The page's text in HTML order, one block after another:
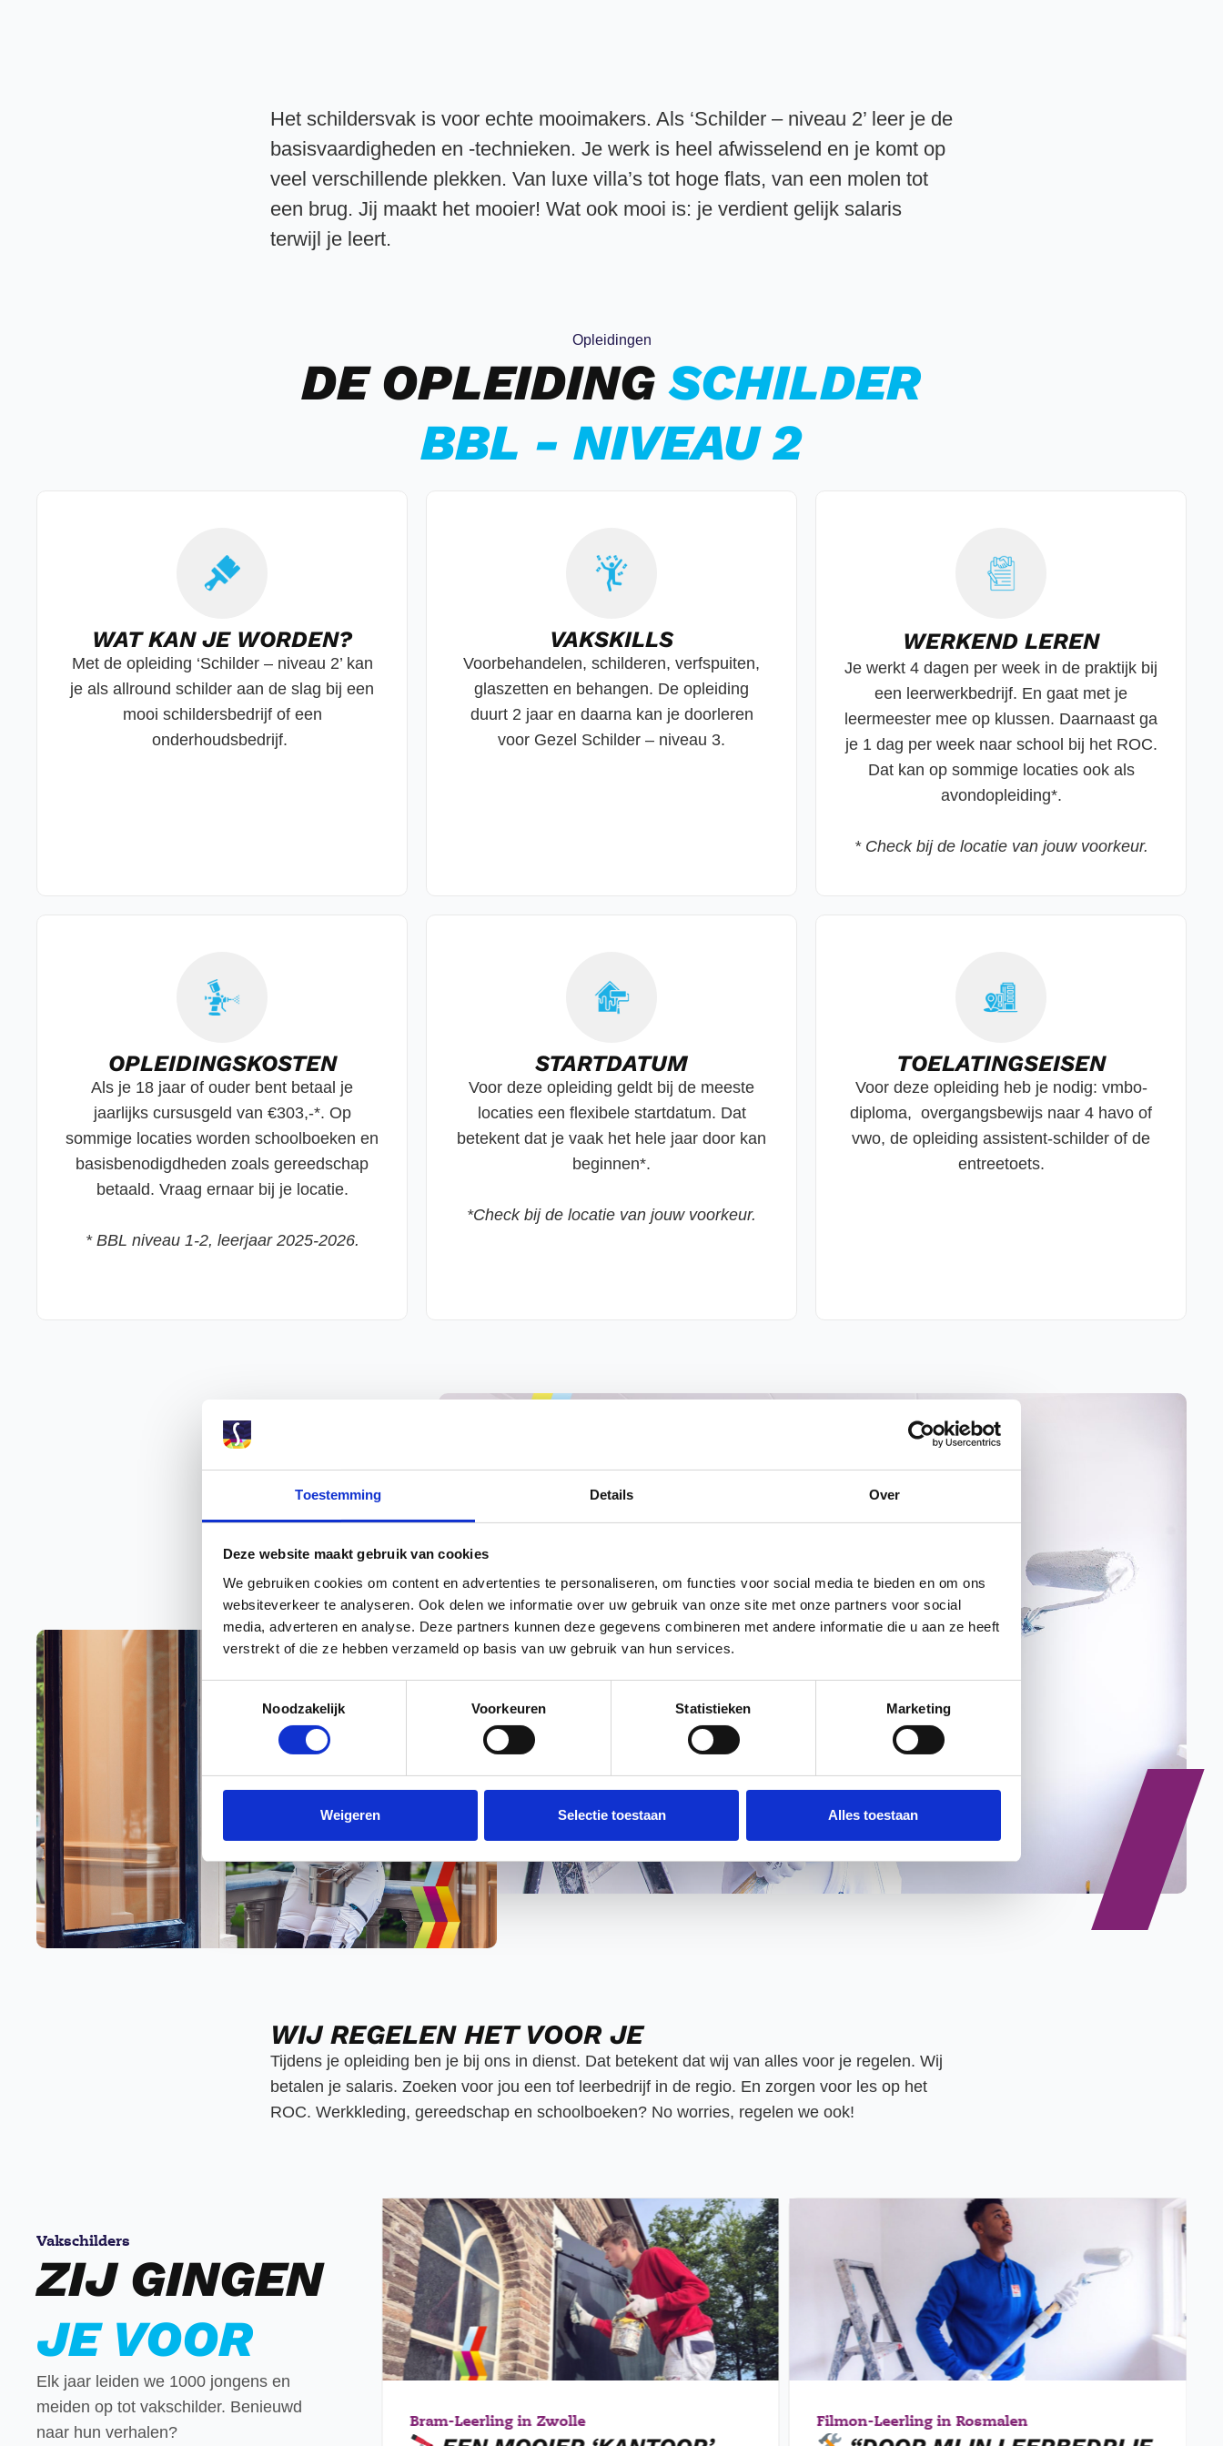
Toestemming Details Over
Deze website maakt gebruik van cookies
We gebruiken cookies om content en advertenties te personaliseren, om functies voor social media te bieden en om ons
websiteverkeer te analyseren. Ook delen we informatie over uw gebruik van onze site met onze partners voor social
media, adverteren en analyse. Deze partners kunnen deze gegevens combineren met andere informatie die u aan ze heeft
verstrekt of die ze hebben verzameld op basis van uw gebruik van hun services.
Noodzakelijk
Voorkeuren Statistieken Marketing
Weigeren Selectie toestaan Alles toestaan
Het schildersvak is voor echte mooimakers. Als ‘Schilder – niveau 2’ leer je de
basisvaardigheden en -technieken. Je werk is heel afwisselend en je komt op
veel verschillende plekken. Van luxe villa’s tot hoge flats, van een molen tot
een brug. Jij maakt het mooier! Wat ook mooi is: je verdient gelijk salaris
terwijl je leert.
Opleidingen
DE OPLEIDINGSCHILDER
BBL - NIVEAU 2
WAT KAN JE WORDEN?
Met de opleiding ‘Schilder – niveau 2’ kan
je als allround schilder aan de slag bij een
mooi schildersbedrijf of een
onderhoudsbedrijf.
VAKSKILLS
Voorbehandelen, schilderen, verfspuiten,
glaszetten en behangen. De opleiding
duurt 2 jaar en daarna kan je doorleren
voor Gezel Schilder – niveau 3.
WERKEND LEREN
Je werkt 4 dagen per week in de praktijk bij
een leerwerkbedrijf. En gaat met je
leermeester mee op klussen. Daarnaast ga
je 1 dag per week naar school bij het ROC.
Dat kan op sommige locaties ook als
avondopleiding*.
* Check bij de locatie van jouw voorkeur.
OPLEIDINGSKOSTEN
Als je 18 jaar of ouder bent betaal je
jaarlijks cursusgeld van €303,-*. Op
sommige locaties worden schoolboeken en
basisbenodigdheden zoals gereedschap
betaald. Vraag ernaar bij je locatie.
* BBL niveau 1-2, leerjaar 2025-2026.
STARTDATUM
Voor deze opleiding geldt bij de meeste
locaties een flexibele startdatum. Dat
betekent dat je vaak het hele jaar door kan
beginnen*.
*Check bij de locatie van jouw voorkeur.
TOELATINGSEISEN
Voor deze opleiding heb je nodig: vmbo-
diploma, overgangsbewijs naar 4 havo of
vwo, de opleiding assistent-schilder of de
entreetoets.
WIJ REGELEN HET VOOR JE
Tijdens je opleiding ben je bij ons in dienst. Dat betekent dat wij van alles voor je regelen. Wij
betalen je salaris. Zoeken voor jou een tof leerbedrijf in de regio. En zorgen voor les op het
ROC. Werkkleding, gereedschap en schoolboeken? No worries, regelen we ook!
Vakschilders
ZIJ GINGEN
JE VOOR
Elk jaar leiden we 1000 jongens en
meiden op tot vakschilder. Benieuwd
naar hun verhalen?
Oud-leerling in Leeuwarden Bram-Leerling in Zwolle Filmon-Leerling in Rosmalen